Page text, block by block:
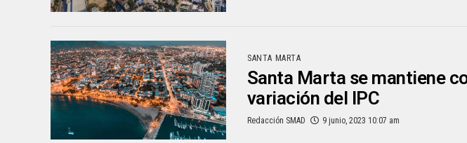
SANTA MARTA
Santa Marta se mantiene
variación del IPC
Redacción SMAD 9 junio, 2023 10:07 am